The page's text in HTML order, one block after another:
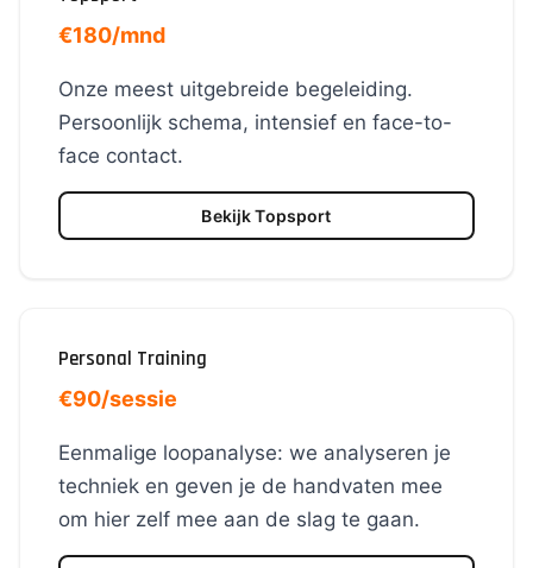
€180/mnd
Onze meest uitgebreide begeleiding.
Persoonlijk schema, intensief en face-to-
face contact.
Bekijk Topsport
Personal Training
€90/sessie
Eenmalige loopanalyse: we analyseren je
techniek en geven je de handvaten mee
om hier zelf mee aan de slag te gaan.